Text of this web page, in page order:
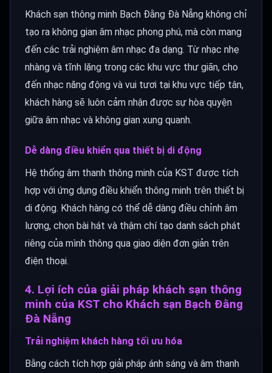
Khách sạn thông minh Bạch Đằng Đà Nẵng không chỉ
tạo ra không gian âm nhạc phong phú, mà còn mang
đến các trải nghiệm âm nhạc đa dạng. Từ nhạc nhẹ
nhàng và tĩnh lặng trong các khu vực thư giãn, cho
đến nhạc năng động và vui tươi tại khu vực tiếp tân,
khách hàng sẽ luôn cảm nhận được sự hòa quyện
giữa âm nhạc và không gian xung quanh.
Dễ dàng điều khiển qua thiết bị di động
Hệ thống âm thanh thông minh của KST được tích
hợp với ứng dụng điều khiển thông minh trên thiết bị
di động. Khách hàng có thể dễ dàng điều chỉnh âm
lượng, chọn bài hát và thậm chí tạo danh sách phát
riêng của mình thông qua giao diện đơn giản trên
điện thoại.
4. Lợi ích của giải pháp khách sạn thông
minh của KST cho Khách sạn Bạch Đằng
Đà Nẵng
Trải nghiệm khách hàng tối ưu hóa
Bằng cách tích hợp giải pháp ánh sáng và âm thanh